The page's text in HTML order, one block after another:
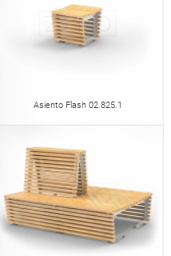
Asiento Flash 02.825.1